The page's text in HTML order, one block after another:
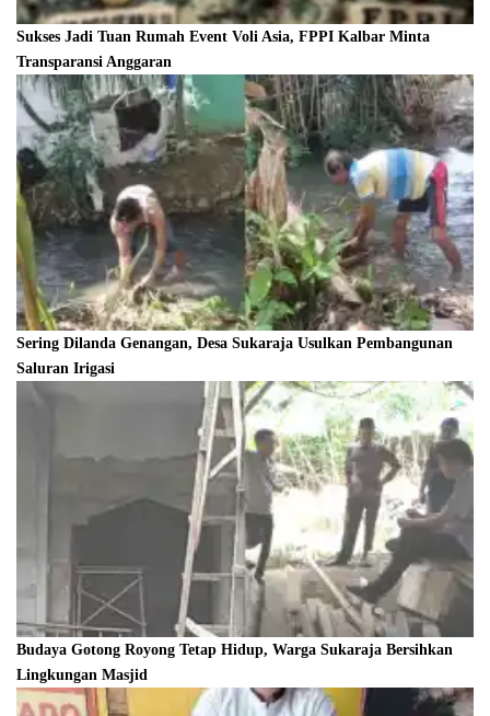
Sukses Jadi Tuan Rumah Event Voli Asia, FPPI Kalbar Minta
Transparansi Anggaran
Sering Dilanda Genangan, Desa Sukaraja Usulkan Pembangunan
Saluran Irigasi
Budaya Gotong Royong Tetap Hidup, Warga Sukaraja Bersihkan
Lingkungan Masjid